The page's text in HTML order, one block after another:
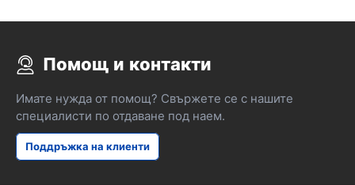
Помощ и контакти
Имате нужда от помощ? Свържете се с нашите
специалисти по отдаване под наем.
Поддръжка на клиенти